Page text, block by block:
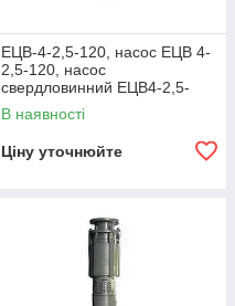
ЕЦВ-4-2,5-120, насос ЕЦВ 4-
2,5-120, насос
свердловинний ЕЦВ4-2,5-
120, КШВ 4-2,5-120, насос
ЕЦВ 4
В наявності
Ціну уточнюйте